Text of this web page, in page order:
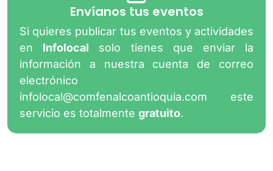
Envíanos tus eventos
Si quieres publicar tus eventos y actividades
en Infolocal solo tienes que enviar la
información a nuestra cuenta de correo
electrónico
infolocal@comfenalcoantioquia.com este
servicio es totalmente gratuito.